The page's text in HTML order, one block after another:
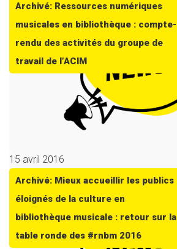
Archivé: Ressources numériques
musicales en bibliothèque : compte-
rendu des activités du groupe de
travail de l’ACIM
15 avril 2016
Archivé: Mieux accueillir les publics
éloignés de la culture en
bibliothèque musicale : retour sur la
table ronde des #rnbm 2016